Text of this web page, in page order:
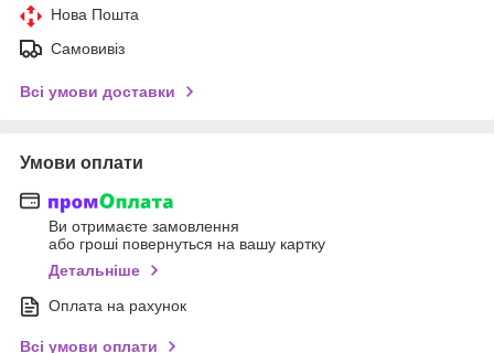
Нова Пошта
Самовивіз
Всі умови доставки
Умови оплати
Ви отримаєте замовлення
або гроші повернуться на вашу картку
Детальніше
Оплата на рахунок
Всі умови оплати